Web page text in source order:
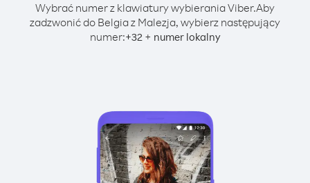
Wybrać numer z klawiatury wybierania Viber.Aby
zadzwonić do Belgia z Malezja, wybierz następujący
numer:+32+ numer lokalny